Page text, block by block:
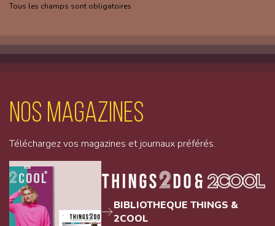
Tous les champs sont obligatoires
Nos magazines
Téléchargez vos magazines et journaux préférés.
BIBLIOTHEQUE THINGS &
2COOL